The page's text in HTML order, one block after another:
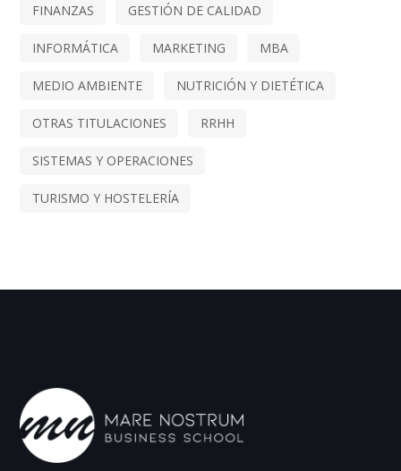
FINANZAS GESTIÓN DE CALIDAD
INFORMÁTICA MARKETING MBA
MEDIO AMBIENTE NUTRICIÓN Y DIETÉTICA
OTRAS TITULACIONES RRHH
SISTEMAS Y OPERACIONES
TURISMO Y HOSTELERÍA